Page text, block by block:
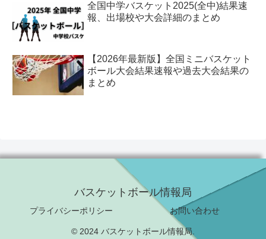
全国中学バスケット2025(全中)結果速
報、出場校や大会詳細のまとめ
【2026年最新版】全国ミニバスケット
ボール大会結果速報や過去大会結果の
まとめ
バスケットボール情報局
プライバシーポリシー お問い合わせ
© 2024 バスケットボール情報局.